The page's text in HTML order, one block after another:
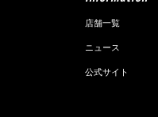
店舗一覧
ニュース
公式サイト